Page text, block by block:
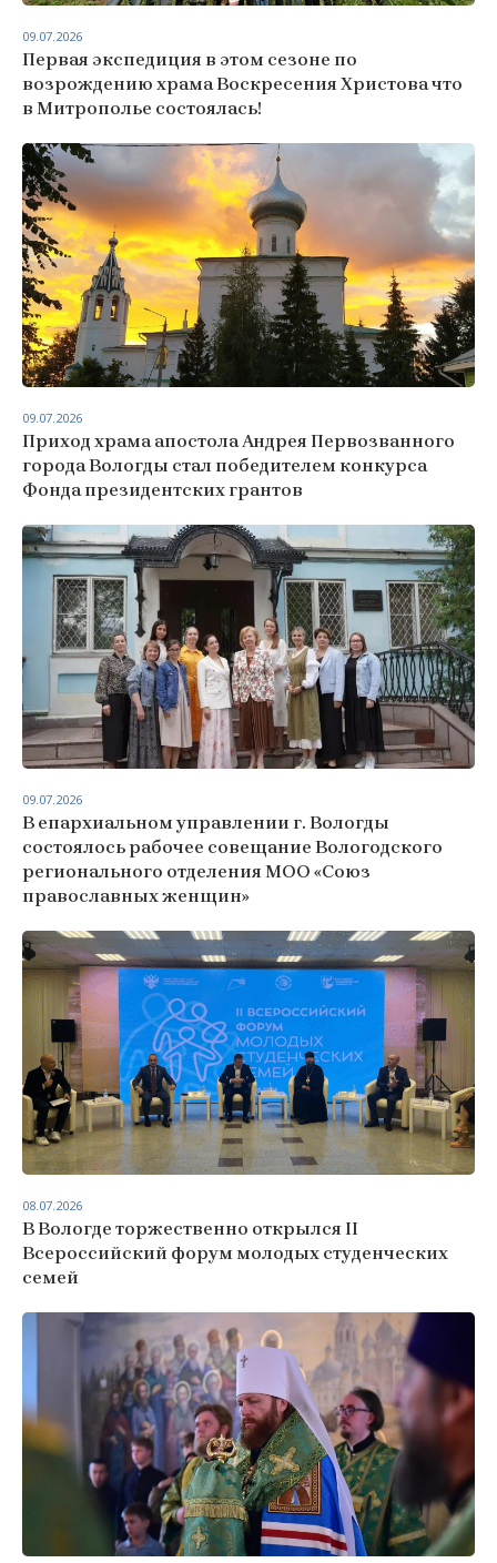
Первая экспедиция в этом сезоне по
возрождению храма Воскресения Христова что
в Митрополье состоялась!
09.07.2026
Приход храма апостола Андрея Первозванного
города Вологды стал победителем конкурса
Фонда президентских грантов
09.07.2026
В епархиальном управлении г. Вологды
состоялось рабочее совещание Вологодского
регионального отделения МОО «Союз
православных женщин»
09.07.2026
В Вологде торжественно открылся II
Всероссийский форум молодых студенческих
семей
08.07.2026